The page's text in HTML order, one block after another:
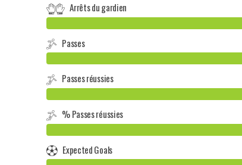
Arrêts du gardien
Passes
Passes réussies
% Passes réussies
Expected Goals